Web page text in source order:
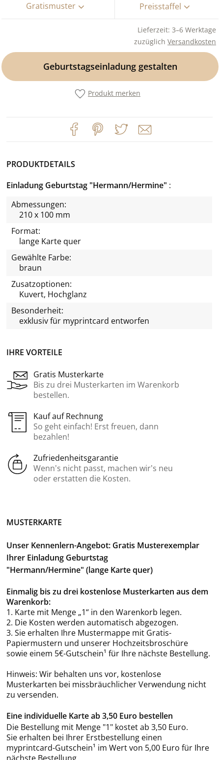
Gratismuster Preisstaffel
Lieferzeit: 3–6 Werktage
zuzüglich Versandkosten
Geburtstagseinladung gestalten
Produkt merken
IHRE VORTEILE
Gratis Musterkarte
Bis zu drei Musterkarten im Warenkorb
bestellen.
Kauf auf Rechnung
So geht einfach! Erst freuen, dann
bezahlen!
Zufriedenheitsgarantie
Wenn’s nicht passt, machen wir’s neu
oder erstatten die Kosten.
PRODUKTDETAILS
Einladung Geburtstag "Hermann/Hermine"
Abmessungen:
210 x 100 mm
Format:
lange Karte quer
Gewählte Farbe:
braun
Zusatzoptionen:
Kuvert, Hochglanz
Besonderheit:
exklusiv für myprintcard entworfen
MUSTERKARTE
Unser Kennenlern-Angebot: Gratis Musterexemplar
Ihrer Einladung Geburtstag
"Hermann/Hermine" (lange Karte quer)
Einmalig bis zu drei kostenlose Musterkarten aus dem
Warenkorb:
1. Karte mit Menge „1“ in den Warenkorb legen.
2. Die Kosten werden automatisch abgezogen.
3. Sie erhalten Ihre Mustermappe mit Gratis-
Papiermustern und unserer Hochzeitsbroschüre
sowie einem 5€-Gutschein¹ für Ihre nächste Bestellung.
Hinweis: Wir behalten uns vor, kostenlose
Musterkarten bei missbräuchlicher Verwendung nicht
zu versenden.
Eine individuelle Karte ab 3,50 Euro bestellen
Die Bestellung mit Menge "1" kostet ab 3,50 Euro.
Sie erhalten bei Ihrer Erstbestellung einen
myprintcard-Gutschein¹ im Wert von 5,00 Euro für Ihre
nächste Bestellung.